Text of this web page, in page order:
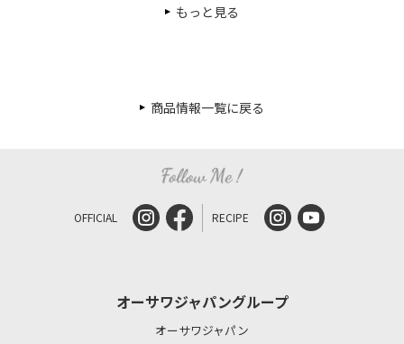
もっと見る
商品情報一覧に戻る
OFFICIAL RECIPE
オーサワジャパングループ
オーサワジャパン